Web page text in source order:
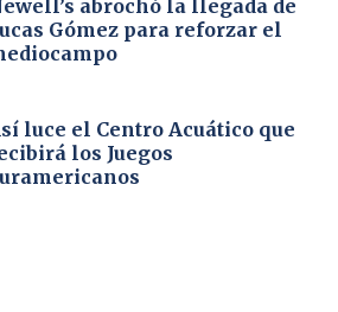
abrochó la llegada de
Gómez para reforzar el
luce el Centro Acuático que
los Juegos